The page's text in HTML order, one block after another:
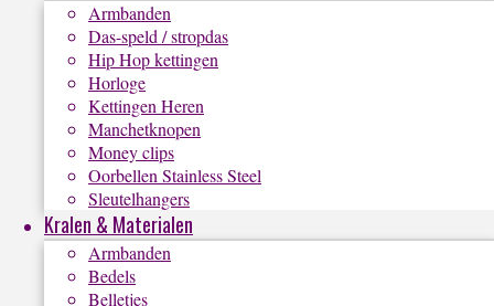
Armbanden
Das-speld / stropdas
Hip Hop kettingen
Horloge
Kettingen Heren
Manchetknopen
Money clips
Oorbellen Stainless Steel
Sleutelhangers
Kralen & Materialen
Armbanden
Bedels
Belletjes